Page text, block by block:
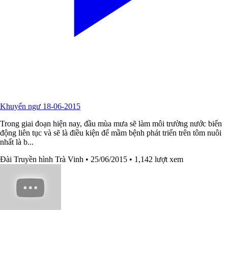
Khuyến ngư 18-06-2015
Trong giai đoạn hiện nay, đầu mùa mưa sẽ làm môi trường nước biến
động liên tục và sẽ là điều kiện để mầm bệnh phát triển trên tôm nuôi
nhất là b...
Đài Truyền hình Trà Vinh • 25/06/2015 • 1,142 lượt xem